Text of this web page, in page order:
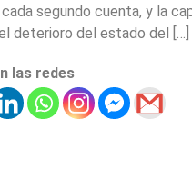
segundo cuenta, y la
deterioro del estado del […]
las redes